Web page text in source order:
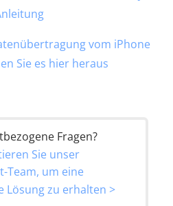
vom iPhone
Sie es hier heraus
Fragen?
Sie unser
Team, um eine
Lösung zu erhalten >